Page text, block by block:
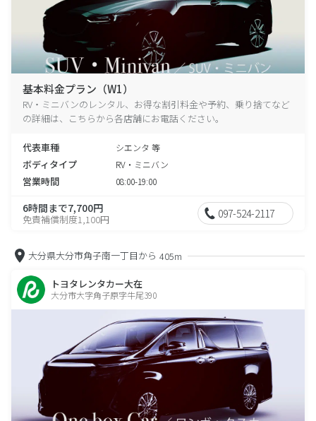
基本料金プラン（W1）
RV・ミニバンのレンタル、お得な割引料金や予約、乗り捨てなど
の詳細は、こちらから各店舗にお電話ください。
代表車種 シエンタ 等
ボディタイプ RV・ミニバン
営業時間 08:00-19:00
6時間まで7,700円
免責補償制度1,100円 097-524-2117
大分県大分市角子南一丁目から 405m
トヨタレンタカー大在
大分市大字角子原字牛尾390